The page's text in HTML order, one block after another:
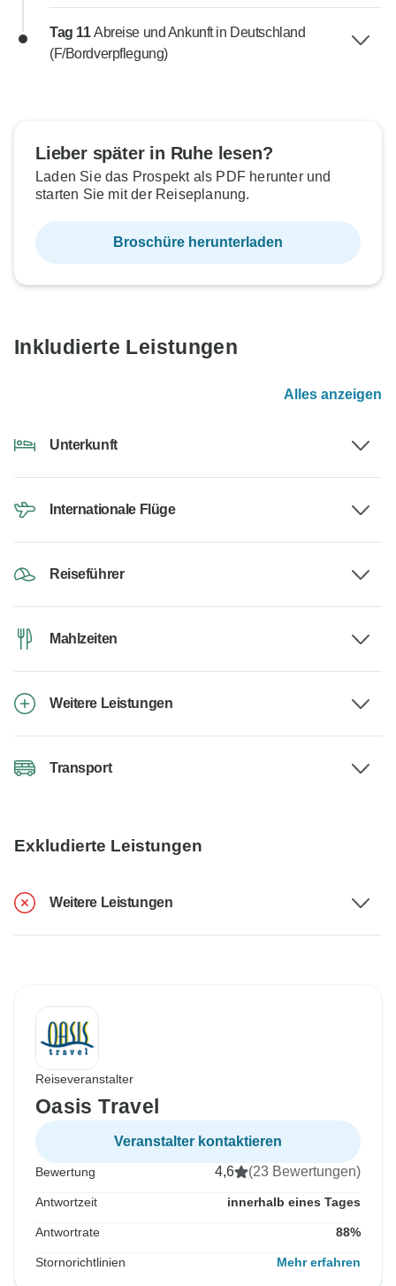
Tag 11Abreise und Ankunft in Deutschland
(F/Bordverpflegung)
Lieber später in Ruhe lesen?
Laden Sie das Prospekt als PDF herunter und
starten Sie mit der Reiseplanung.
Broschüre herunterladen
Inkludierte Leistungen
Alles anzeigen
Unterkunft
Internationale Flüge
Reiseführer
Mahlzeiten
Weitere Leistungen
Transport
Exkludierte Leistungen
Weitere Leistungen
Reiseveranstalter
Oasis Travel
Veranstalter kontaktieren
Bewertung 4,6 (23 Bewertungen)
Antwortzeit innerhalb eines Tages
Antwortrate 88%
Stornorichtlinien Mehr erfahren